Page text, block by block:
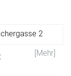
2
[Mehr]